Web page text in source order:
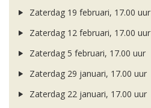
Zaterdag 19 februari, 17.00 uur
Zaterdag 12 februari, 17.00 uur
Zaterdag 5 februari, 17.00 uur
Zaterdag 29 januari, 17.00 uur
Zaterdag 22 januari, 17.00 uur